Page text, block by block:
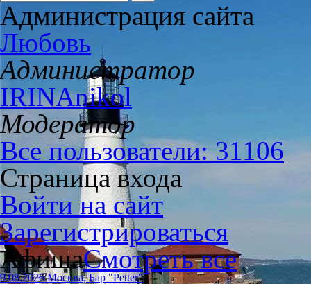
Администрация сайта
Любовь
Администратор
IRINAnikol
Модератор
Все пользователи: 31106
Страница входа
Войти на сайт
Зарегистрироваться
АфишаСмотреть все
9.08.2026 Москва, Бар "Petter"